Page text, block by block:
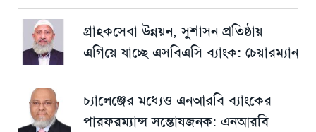
গ্রাহকসেবা উন্নয়ন, সুশাসন প্রতিষ্ঠায়
এগিয়ে যাচ্ছে এসবিএসি ব্যাংক: চেয়ারম্যান
চ্যালেঞ্জের মধ্যেও এনআরবি ব্যাংকের
পারফরম্যান্স সন্তোষজনক: এনআরবি